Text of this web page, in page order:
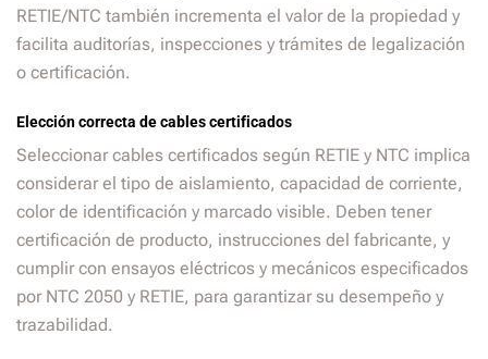
RETIE/NTC también incrementa el valor de la propiedad y
facilita auditorías, inspecciones y trámites de legalización
o certificación.
Elección correcta de cables certificados
Seleccionar cables certificados según RETIE y NTC implica
considerar el tipo de aislamiento, capacidad de corriente,
color de identificación y marcado visible. Deben tener
certificación de producto, instrucciones del fabricante, y
cumplir con ensayos eléctricos y mecánicos especificados
por NTC 2050 y RETIE, para garantizar su desempeño y
trazabilidad.